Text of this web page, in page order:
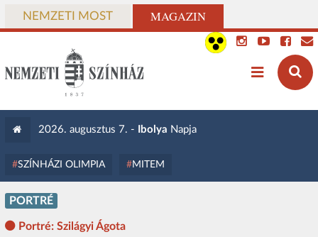
NEMZETI MOST MAGAZIN
2026. augusztus 7. - Ibolya Napja
SZÍNHÁZI OLIMPIA MITEM
PORTRÉ
Portré: Szilágyi Ágota